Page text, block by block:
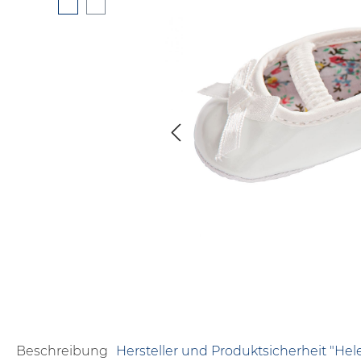
Beschreibung Hersteller und Produktsicherheit